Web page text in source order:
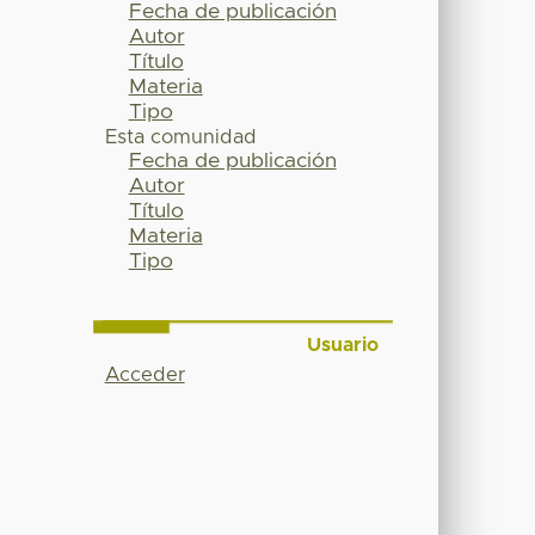
Fecha de publicación
Autor
Título
Materia
Tipo
Esta comunidad
Fecha de publicación
Autor
Título
Materia
Tipo
Usuario
Acceder